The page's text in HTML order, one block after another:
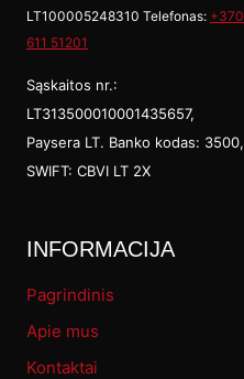
LT100005248310 Telefonas: +370
611 51201
Sąskaitos nr.:
LT313500010001435657,
Paysera LT. Banko kodas: 3500,
SWIFT: CBVI LT 2X
INFORMACIJA
Pagrindinis
Apie mus
Kontaktai